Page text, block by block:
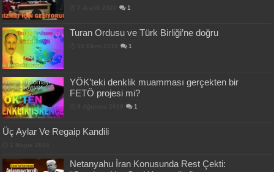
1
Turan Ordusu ve Türk Birliği’ne doğru
1
YÖK’teki denklik muamması gerçekten bir
FETÖ projesi mi?
1
Üç Aylar Ve Regaip Kandili
Netanyahu İran Konusunda Rest Çekti: